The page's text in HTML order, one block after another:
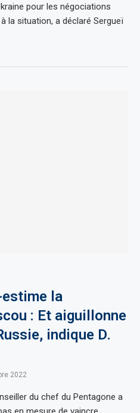
pour les négociations
la situation, a déclaré Sergueï
la
: Et aiguillonne
indique D.
2022
du chef du Pentagone a